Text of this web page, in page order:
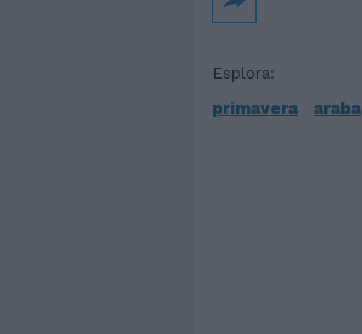
Esplora:
primavera araba